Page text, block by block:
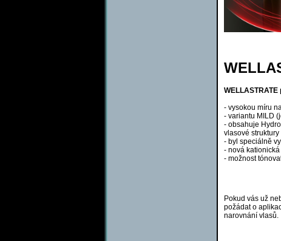
WELLASTRATE
- vysokou míru
- variantu MILD
- obsahuje
vlasové struktury
- byl speciálně
- nová
- možnost
Pokud vás už
požádat o
narovnání vlasů.